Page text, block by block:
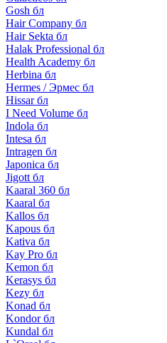
Gosh бл
Hair Company бл
Hair Sekta бл
Halak Professional бл
Health Academy бл
Herbina бл
Hermes / Эрмес бл
Hissar бл
I Need Volume бл
Indola бл
Intesa бл
Intragen бл
Japonica бл
Jigott бл
Kaaral 360 бл
Kaaral бл
Kallos бл
Kapous бл
Kativa бл
Kay Pro бл
Kemon бл
Kerasys бл
Kezy бл
Konad бл
Kondor бл
Kundal бл